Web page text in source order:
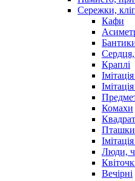
Сережки,
Кафи
Краплі
Комахи
Пташки
Люди,
Вечірні